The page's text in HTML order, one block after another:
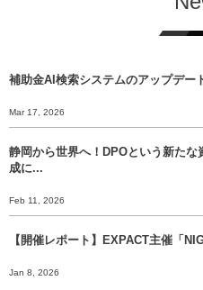
補助金AI検索システムのアップデー
Mar 17, 2026
静岡から世界へ！DPOという新た
成に...
Feb 11, 2026
【開催レポート】EXPACT主催「
Jan 8, 2026